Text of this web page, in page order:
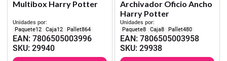
Multibox Harry Potter
Unidades por:
12
12 864
EAN:7806505003996
SKU:29940
Archivador Oficio Ancho
Harry Potter
Unidades por:
8
8 480
EAN: 7806505003958
SKU: 29938